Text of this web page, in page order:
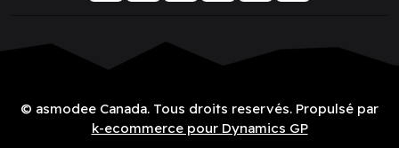
© asmodee Canada. Tous droits reservés. Propulsé par
k-ecommerce pour Dynamics GP